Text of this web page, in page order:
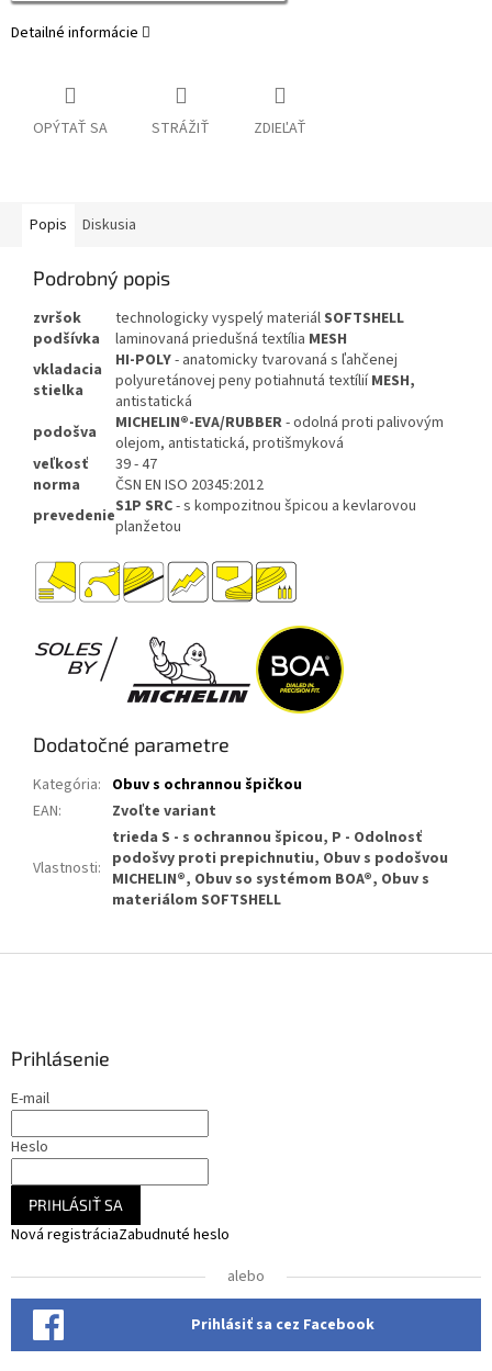
Detailné informácie
OPÝTAŤ SA STRÁŽIŤ ZDIEĽAŤ
Popis Diskusia
Podrobný popis
zvršok technologicky vyspelý materiálSOFTSHELL
podšívka
laminovaná priedušná textília MESH
vkladacia
stielka
HI-POLY- anatomicky tvarovaná s ľahčenej
polyuretánovej peny potiahnutá textíliíMESH,
antistatická
podošva
MICHELIN®-EVA/RUBBER- odolná proti palivovým
olejom, antistatická, protišmyková
veľkosť
39 - 47
norma
ČSN EN ISO 20345:2012
prevedenieS1P SRC- s kompozitnou špicou a kevlarovou
planžetou
Dodatočné parametre
Kategória: Obuv s ochrannou špičkou
EAN: Zvoľte variant
Vlastnosti:
trieda S - s ochrannou špicou, P - Odolnosť
podošvy proti prepichnutiu, Obuv s podošvou
MICHELIN®, Obuv so systémom BOA®, Obuv s
materiálom SOFTSHELL
Prihlásenie
E-mail
Heslo
PRIHLÁSIŤ SA
Nová registráciaZabudnuté heslo
alebo
Prihlásiť sa cez Facebook